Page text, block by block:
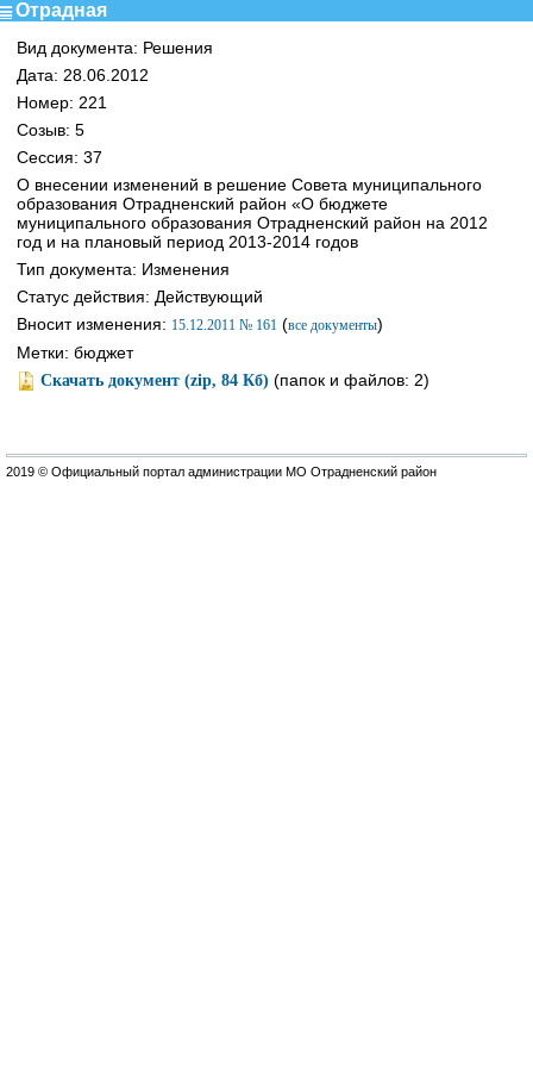
Отрадная
Вид документа: Решения
Дата: 28.06.2012
Номер: 221
Созыв: 5
Сессия: 37
О внесении изменений в решение Совета муниципального
образования Отрадненский район «О бюджете
муниципального образования Отрадненский район на 2012
год и на плановый период 2013-2014 годов
Тип документа: Изменения
Статус действия: Действующий
Вносит изменения: 15.12.2011 № 161 (все документы)
Метки: бюджет
Скачать документ (zip, 84 Кб) (папок и файлов: 2)
2019 © Официальный портал администрации МО Отрадненский район